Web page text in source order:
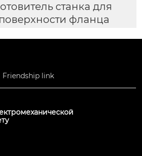
станка для
фланца
Friendship link